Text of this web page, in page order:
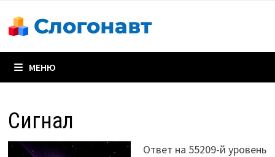
содержимому
МЕНЮ
Сигнал
Ответ на 55209-й уровень